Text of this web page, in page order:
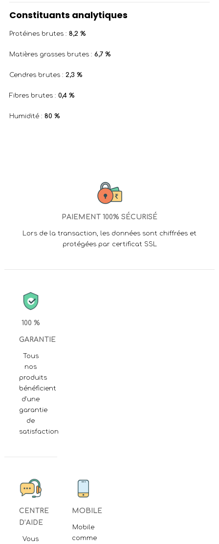
Constituants analytiques
Protéines brutes : 8,2 %
Matières grasses brutes : 6,7 %
Cendres brutes : 2,3 %
Fibres brutes : 0,4 %
Humidité : 80 %
PAIEMENT 100% SÉCURISÉ
Lors de la transaction, les données sont chiffrées et
protégées par certificat SSL
100 %
GARANTIE
Tous
nos
produits
bénéficient
d'une
garantie
de
satisfaction
CENTRE
D’AIDE
Vous
MOBILE
Mobile
comme